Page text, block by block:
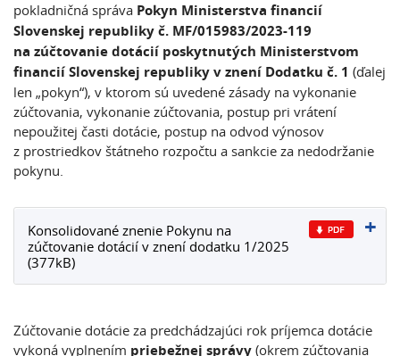
pokladničná správa Pokyn Ministerstva financií
Slovenskej republiky č. MF/015983/2023-119
na zúčtovanie dotácií poskytnutých Ministerstvom
financií Slovenskej republiky v znení Dodatku č. 1 (ďalej
len „pokyn“), v ktorom sú uvedené zásady na vykonanie
zúčtovania, vykonanie zúčtovania, postup pri vrátení
nepoužitej časti dotácie, postup na odvod výnosov
z prostriedkov štátneho rozpočtu a sankcie za nedodržanie
pokynu.
Konsolidované znenie Pokynu na
zúčtovanie dotácií v znení dodatku 1/2025
(377kB)
Zúčtovanie dotácie za predchádzajúci rok príjemca dotácie
vykoná vyplnením priebežnej správy (okrem zúčtovania